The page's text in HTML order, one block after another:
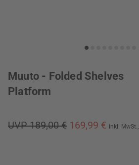
Muuto - Folded Shelves
Platform
UVP 189,00 € 169,99 € inkl. MwSt.,